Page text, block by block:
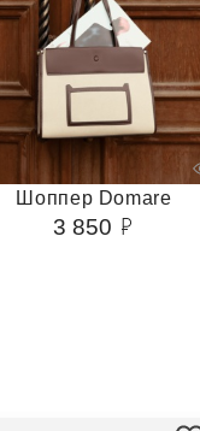
Шоппер Domare
3 850